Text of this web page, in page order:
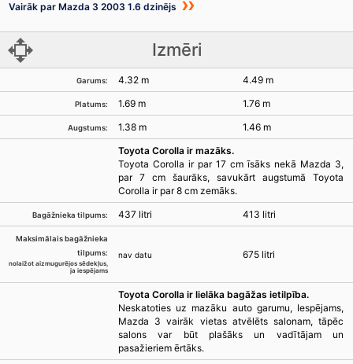
Vairāk par Mazda 3 2003 1.6 dzinējs
Izmēri
Garums: 4.32 m 4.49 m
Platums: 1.69 m 1.76 m
Augstums: 1.38 m
1.46 m
Toyota Corolla ir mazāks.
Toyota Corolla ir par 17 cm īsāks nekā Mazda 3,
par 7 cm šaurāks, savukārt augstumā Toyota
Corolla ir par 8 cm zemāks.
Bagāžnieka tilpums: 437 litri 413 litri
Maksimālais bagāžnieka
tilpums:
nolaižot aizmugurējos sēdekļus,
ja iespējams
nav datu 675 litri
Toyota Corolla ir lielāka bagāžas ietilpība.
Neskatoties uz mazāku auto garumu, Iespējams,
Mazda 3 vairāk vietas atvēlēts salonam, tāpēc
salons var būt plašāks un vadītājam un
pasažieriem ērtāks.